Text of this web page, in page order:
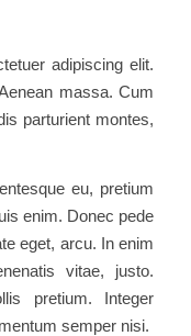
adipiscing elit.
massa. Cum
parturient montes,
eu, pretium
enim. Donec pede
eget, arcu. In enim
vitae, justo.
pretium. Integer
semper nisi.